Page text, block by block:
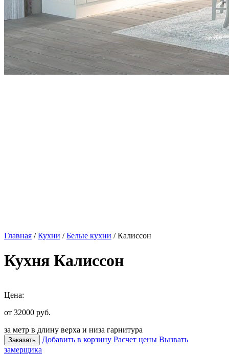
Главная /Кухни /Белые кухни / Калиссон
Кухня Калиссон
Цена:
от 32000 руб.
за метр в длину верха и низа гарнитура
Заказать Добавить в корзину Расчет цены Вызвать
замерщика